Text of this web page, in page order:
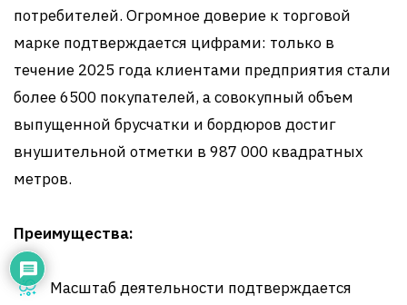
потребителей. Огромное доверие к торговой
марке подтверждается цифрами: только в
течение 2025 года клиентами предприятия стали
более 6500 покупателей, а совокупный объем
выпущенной брусчатки и бордюров достиг
внушительной отметки в 987 000 квадратных
метров.
Преимущества:
Масштаб деятельности подтверждается